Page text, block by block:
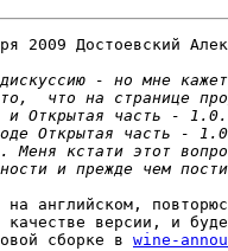
2009 Достоевский
английском,
версии, и
сборке в wine-